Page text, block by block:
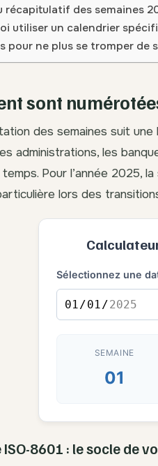
récapitulatif des semaines
utiliser un calendrier
pour ne plus se tromper de
sont
des semaines suit
administrations, les
Pour l’année 2025,
lors des
Sélectionnez une
SEMAINE
01
ISO-8601 : le socle de